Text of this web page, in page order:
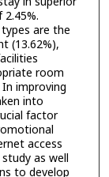
are the
(13.62%),
room
improving
into
factor
access
as well
to develop